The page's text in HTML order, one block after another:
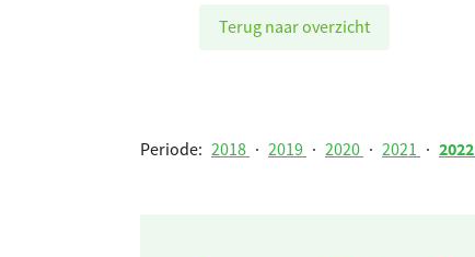
Terug naar overzicht
Periode: 2018 · 2019 · 2020 · 2021 · 2022